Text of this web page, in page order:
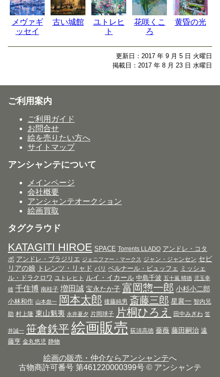
メヴァギ
ッセイ
古い城館
ユトレヒ
ト
花咲くこ
ろ
黄昏の光
更新日：2017 年 9 月 5 日 火曜日
掲載日：2017 年 8 月 23 日 水曜日
ご利用案内
ご利用ガイド
お問合せ
絵を売りたい方へ
サイトマップ
アンシャンテについて
メインページ
会社概要
アンシャンテオークション
絵画買取
タグクラウド
KATAGITI HIROE SPACE Torrents LLADO アンドレ・コタ
ボ アンドレ・ブラジリエ ジェニファー・マークス ジャン・ジャンセン セビ
リアの娘
トレンツ・リャド パリ ベルナール・ビュッフェ ミッシェ
ル・ドラクロワ ユトレヒト ルイ・イカール 中島千波 五十嵐 晴徳 児玉幸
雄 千住博 南桂子 増田誠 宝永たか子 富岡惣一郎 小杉小二郎
小林和作 山本彪一 岡本太郎 後藤純男 斎藤三郎 星襄一 智内兄
助 村上隆 東山魁夷 永井夏夕 片岡球子 片桐ひろえ 田中みぎわ 笠
井誠一 笹倉鉄平 絵画販売 荻須高徳 薔薇 藤田嗣治 遠
藤亨 金丸悠児 静物
絵画の販売・仲介ならアンシャンテへ
古物商許可番号 第461220000399号 © アンシャンテ